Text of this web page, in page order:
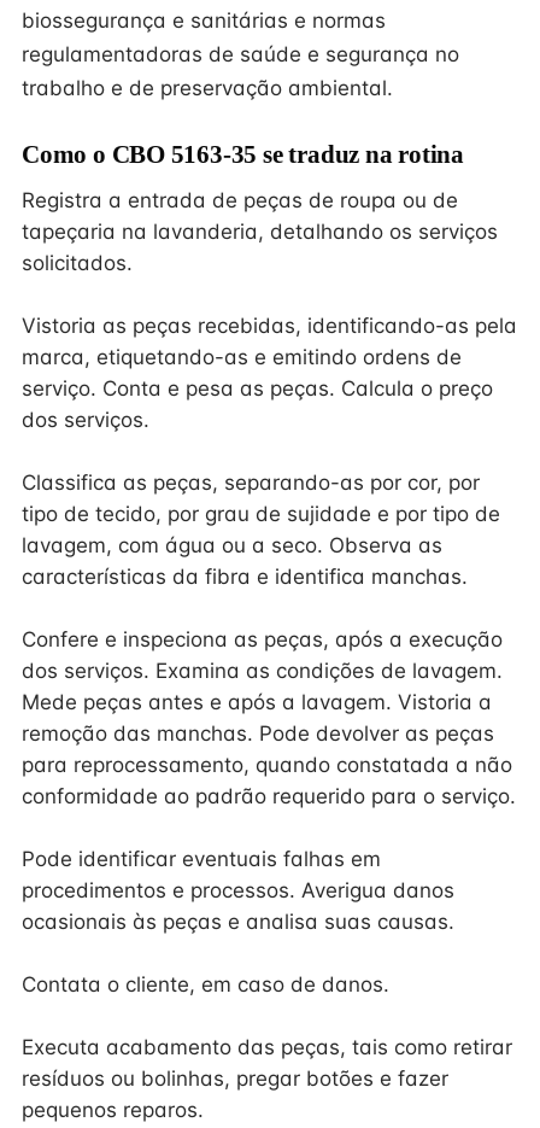
biossegurança e sanitárias e normas
regulamentadoras de saúde e segurança no
trabalho e de preservação ambiental.
Como o CBO 5163-35 se traduz na rotina
Registra a entrada de peças de roupa ou de
tapeçaria na lavanderia, detalhando os serviços
solicitados.
Vistoria as peças recebidas, identificando-as pela
marca, etiquetando-as e emitindo ordens de
serviço. Conta e pesa as peças. Calcula o preço
dos serviços.
Classifica as peças, separando-as por cor, por
tipo de tecido, por grau de sujidade e por tipo de
lavagem, com água ou a seco. Observa as
características da fibra e identifica manchas.
Confere e inspeciona as peças, após a execução
dos serviços. Examina as condições de lavagem.
Mede peças antes e após a lavagem. Vistoria a
remoção das manchas. Pode devolver as peças
para reprocessamento, quando constatada a não
conformidade ao padrão requerido para o serviço.
Pode identificar eventuais falhas em
procedimentos e processos. Averigua danos
ocasionais às peças e analisa suas causas.
Contata o cliente, em caso de danos.
Executa acabamento das peças, tais como retirar
resíduos ou bolinhas, pregar botões e fazer
pequenos reparos.